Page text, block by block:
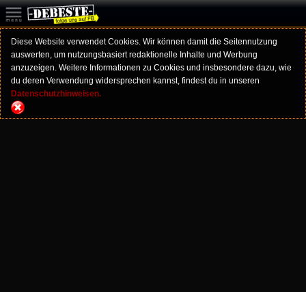
Diese Website verwendet Cookies. Wir können damit die Seitennutzung
auswerten, um nutzungsbasiert redaktionelle Inhalte und Werbung
anzuzeigen. Weitere Informationen zu Cookies und insbesondere dazu, wie
du deren Verwendung widersprechen kannst, findest du in unseren
Datenschutzhinweisen.